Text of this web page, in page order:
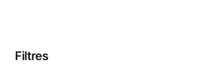
Filtres